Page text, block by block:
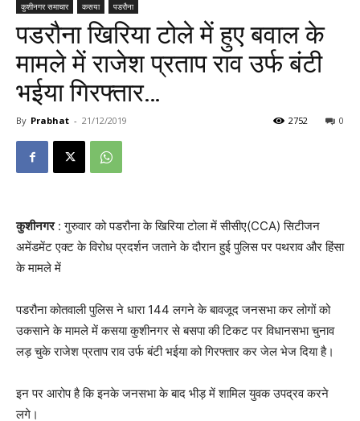
कुशीनगर समाचार कसया पडरौना
पडरौना खिरिया टोले में हुए बवाल के
मामले में राजेश प्रताप राव उर्फ बंटी
भईया गिरफ्तार…
By Prabhat - 21/12/2019 0
2752
कुशीनगर: गुरुवार को पडरौना के खिरिया टोला में सीसीए(CCA) सिटीजन
अमेंडमेंट एक्ट के विरोध प्रदर्शन जताने के दौरान हुई पुलिस पर पथराव और हिंसा
के मामले में
पडरौना कोतवाली पुलिस ने धारा 144 लगने के बावजूद जनसभा कर लोगों को
उकसाने के मामले में कसया कुशीनगर से बसपा की टिकट पर विधानसभा चुनाव
लड़ चुके राजेश प्रताप राव उर्फ बंटी भईया को गिरफ्तार कर जेल भेज दिया है।
इन पर आरोप है कि इनके जनसभा के बाद भीड़ में शामिल युवक उपद्रव करने
लगे।